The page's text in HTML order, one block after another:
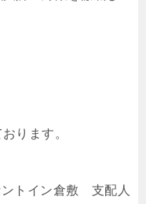
ります。
ントイン倉敷 支配人